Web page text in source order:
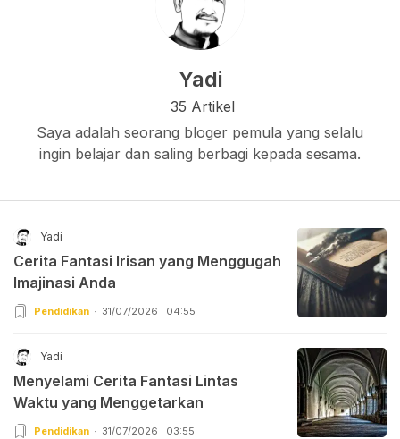
Yadi
35 Artikel
Saya adalah seorang bloger pemula yang selalu
ingin belajar dan saling berbagi kepada sesama.
Yadi
Cerita Fantasi Irisan yang Menggugah
Imajinasi Anda
Pendidikan 31/07/2026 | 04:55
Yadi
Menyelami Cerita Fantasi Lintas
Waktu yang Menggetarkan
Pendidikan 31/07/2026 | 03:55